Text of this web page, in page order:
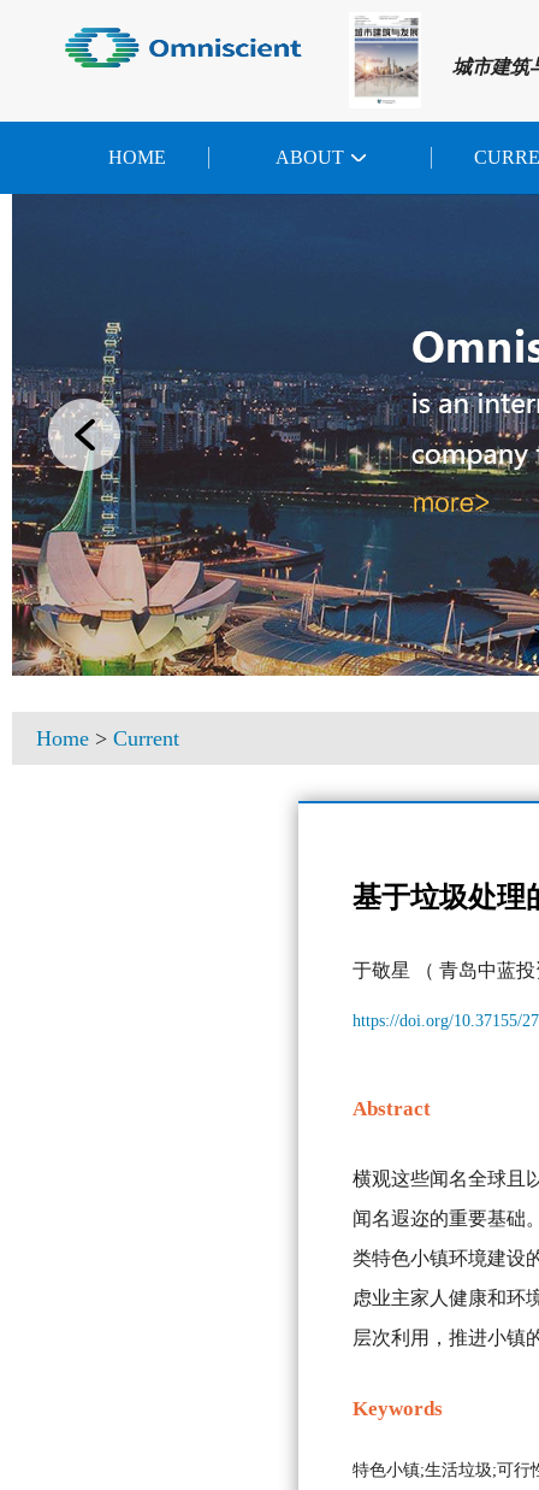
城市建筑
HOME ABOUT
Home > Current
基于垃圾处理
于敬星 （ 青岛中蓝
https://doi.org/10.37155/
Abstract
横观这些闻名全球且
闻名遐迩的重要基础
类特色小镇环境建设
虑业主家人健康和环
层次利用，推进小镇
Keywords
特色小镇;生活垃圾;可行